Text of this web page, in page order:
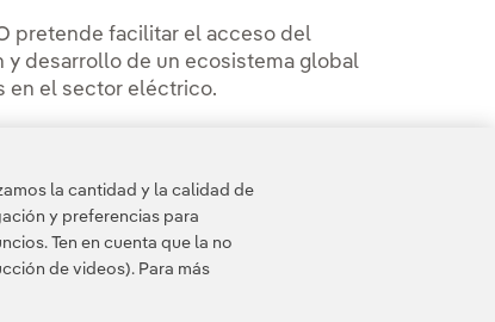
pretende facilitar el acceso del
y desarrollo de un ecosistema global
en el sector eléctrico.
mediante una mayor
la cantidad y la calidad de
y preferencias para
Ten en cuenta que la no
de videos). Para más